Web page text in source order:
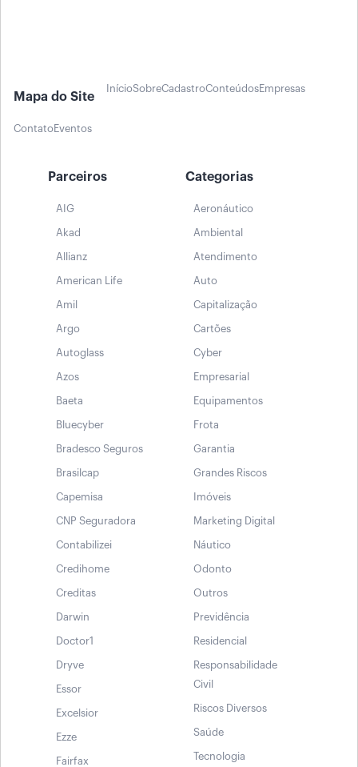
Mapa do Site
InícioSobreCadastroConteúdosEmpresas
ContatoEventos
Parceiros
AIG
Akad
Allianz
American Life
Amil
Argo
Autoglass
Azos
Baeta
Bluecyber
Bradesco Seguros
Brasilcap
Capemisa
CNP Seguradora
Contabilizei
Credihome
Creditas
Darwin
Doctor1
Dryve
Essor
Excelsior
Ezze
Fairfax
Categorias
Aeronáutico
Ambiental
Atendimento
Auto
Capitalização
Cartões
Cyber
Empresarial
Equipamentos
Frota
Garantia
Grandes Riscos
Imóveis
Marketing Digital
Náutico
Odonto
Outros
Previdência
Residencial
Responsabilidade
Civil
Riscos Diversos
Saúde
Tecnologia